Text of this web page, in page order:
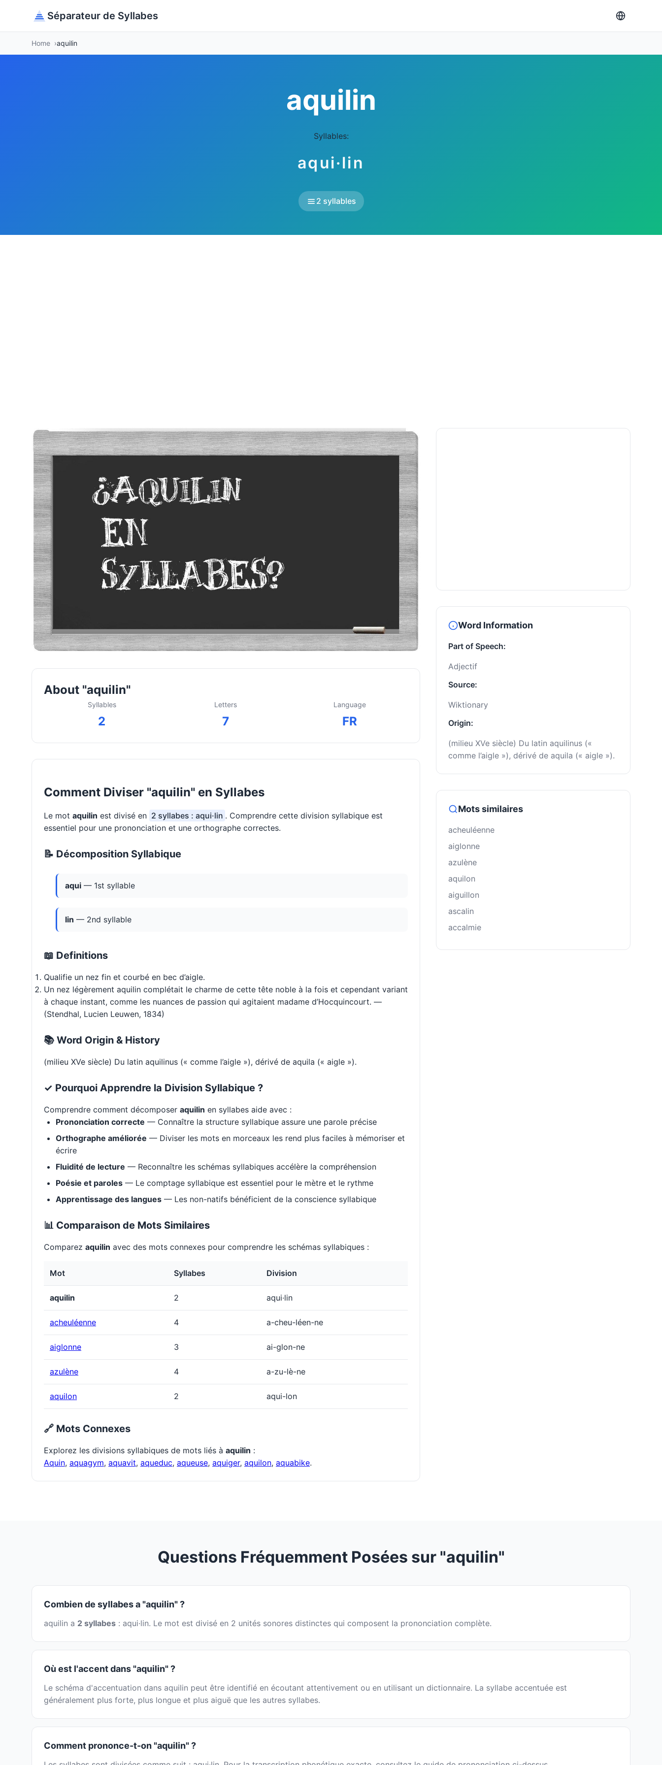
Séparateur de Syllabes
Home aquilin
aquilin
Syllables:
aqui·lin
2 syllables
About "aquilin"
Syllables
2
Letters
7
Language
FR
Comment Diviser "aquilin" en Syllabes
Le mot aquilin est divisé en 2 syllabes : aqui·lin . Comprendre cette division syllabique est
essentiel pour une prononciation et une orthographe correctes.
📝 Décomposition Syllabique
aqui — 1st syllable
lin — 2nd syllable
📖 Definitions
Qualifie un nez fin et courbé en bec d’aigle.
Un nez légèrement aquilin complétait le charme de cette tête noble à la fois et cependant variant
à chaque instant, comme les nuances de passion qui agitaient madame d’Hocquincourt. —
(Stendhal, Lucien Leuwen, 1834)
📚 Word Origin & History
(milieu XVe siècle) Du latin aquilinus (« comme l’aigle »), dérivé de aquila (« aigle »).
✓ Pourquoi Apprendre la Division Syllabique ?
Comprendre comment décomposer aquilin en syllabes aide avec :
Prononciation correcte — Connaître la structure syllabique assure une parole précise
Orthographe améliorée — Diviser les mots en morceaux les rend plus faciles à mémoriser et
écrire
Fluidité de lecture — Reconnaître les schémas syllabiques accélère la compréhension
Poésie et paroles — Le comptage syllabique est essentiel pour le mètre et le rythme
Apprentissage des langues — Les non-natifs bénéficient de la conscience syllabique
📊 Comparaison de Mots Similaires
Comparez aquilin avec des mots connexes pour comprendre les schémas syllabiques :
Mot Syllabes Division
aquilin 2 aqui·lin
acheuléenne 4 a-cheu-léen-ne
aiglonne 3 ai-glon-ne
azulène 4 a-zu-lè-ne
aquilon 2 aqui-lon
🔗 Mots Connexes
Explorez les divisions syllabiques de mots liés à aquilin :
Aquin, aquagym, aquavit, aqueduc, aqueuse, aquiger, aquilon, aquabike.
Word Information
Part of Speech:
Adjectif
Source:
Wiktionary
Origin:
(milieu XVe siècle) Du latin aquilinus («
comme l’aigle »), dérivé de aquila (« aigle »).
Mots similaires
acheuléenne
aiglonne
azulène
aquilon
aiguillon
ascalin
accalmie
Questions Fréquemment Posées sur "aquilin"
Combien de syllabes a "aquilin" ?
aquilin a 2 syllabes : aqui·lin. Le mot est divisé en 2 unités sonores distinctes qui composent la prononciation complète.
Où est l'accent dans "aquilin" ?
Le schéma d'accentuation dans aquilin peut être identifié en écoutant attentivement ou en utilisant un dictionnaire. La syllabe accentuée est
généralement plus forte, plus longue et plus aiguë que les autres syllabes.
Comment prononce-t-on "aquilin" ?